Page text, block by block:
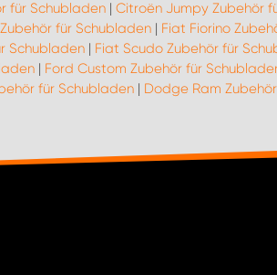
für Schubladen | Citroën Jumpy Zubehör
für Schubladen| Fiat Fiorino
Schubladen | Fiat Scudo Zubehör für
| Ford Custom Zubehör für
für Schubladen| Dodge Ram